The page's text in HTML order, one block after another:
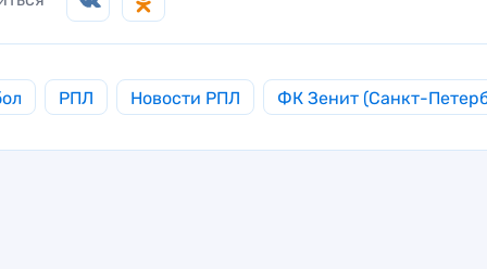
РПЛ Новости РПЛ ФК Зенит (Санкт-